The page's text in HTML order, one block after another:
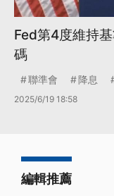
Fed第4度維持
碼
聯準會 降息
2025/6/19 18:58
編輯推薦